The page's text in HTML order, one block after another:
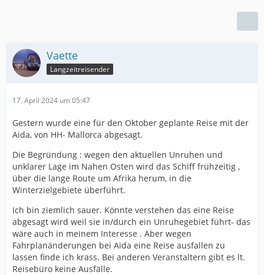
Vaette
Langzeitreisender
17. April 2024 um 05:47
Gestern wurde eine für den Oktober geplante Reise mit der
Aida, von HH- Mallorca abgesagt.
Die Begründung : wegen den aktuellen Unruhen und
unklarer Lage im Nahen Osten wird das Schiff frühzeitig ,
über die lange Route um Afrika herum, in die
Winterzielgebiete überführt.
Ich bin ziemlich sauer. Könnte verstehen das eine Reise
abgesagt wird weil sie in/durch ein Unruhegebiet führt- das
wäre auch in meinem Interesse . Aber wegen
Fahrplanänderungen bei Aida eine Reise ausfallen zu
lassen finde ich krass. Bei anderen Veranstaltern gibt es lt.
Reisebüro keine Ausfälle.